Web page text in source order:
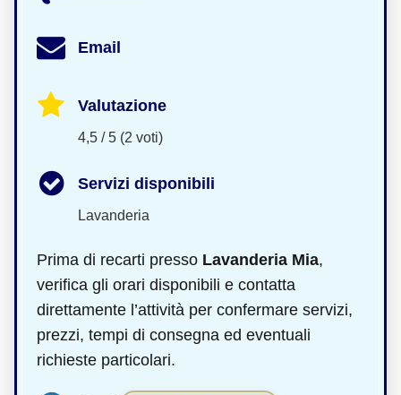
Email
Valutazione
4,5 / 5 (2 voti)
Servizi disponibili
Lavanderia
Prima di recarti presso Lavanderia Mia,
verifica gli orari disponibili e contatta
direttamente l’attività per confermare servizi,
prezzi, tempi di consegna ed eventuali
richieste particolari.